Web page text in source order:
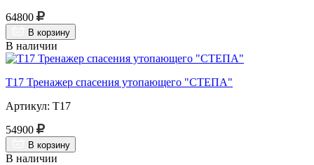
64800
В корзину
В наличии
Т17 Тренажер спасения утопающего "СТЕПА"
Артикул: Т17
54900
В корзину
В наличии